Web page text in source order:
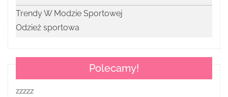
Trendy W Modzie Sportowej
Odzież sportowa
Polecamy!
zzzzz